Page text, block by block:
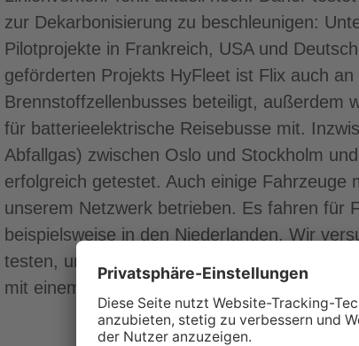
zur Dekarbonisierung zu beschleunigen:
Pilotprojekte in Frankreich, USA und
geförderten Projekts HyFleet ist Flix auch
Brennstoffzellenbusses beteiligt, außerdem
für batterieelektrische Reisebusse mit.
Abfallgas) zwischen Oslo und Stockholm
erfolgreich getestet. Auch einige Fahrzeuge
unserem Netzwerk betrieben. Es fahren für
beispielsweise in den Niederlanden. Wir
testen, um so bestmögliche Ergebnisse zu
mit einem zukünftigen Mix verschiedener